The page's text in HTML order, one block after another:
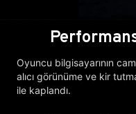
Oyuncu bilgisayarının
alıcı görünüme ve kir
ile kaplandı.